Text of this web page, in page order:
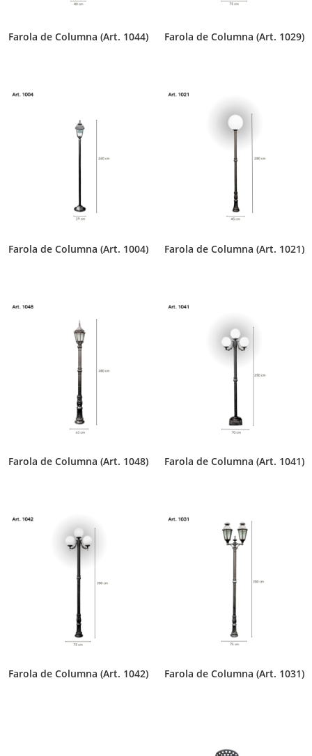
Farola de Columna (Art. 1044) Farola de Columna (Art. 1029)
Farola de Columna (Art. 1004) Farola de Columna (Art. 1021)
Farola de Columna (Art. 1048) Farola de Columna (Art. 1041)
Farola de Columna (Art. 1042) Farola de Columna (Art. 1031)